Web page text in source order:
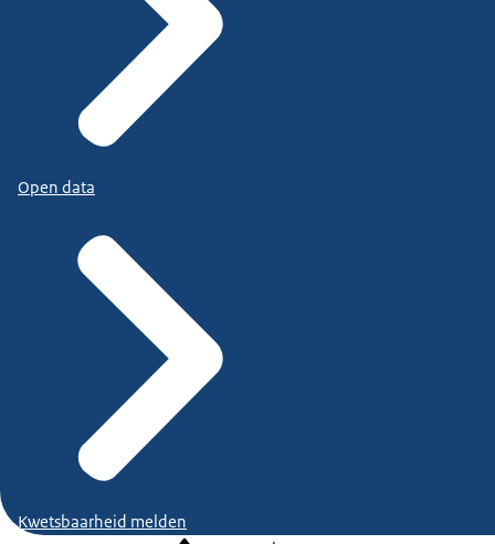
Open data
Kwetsbaarheid melden